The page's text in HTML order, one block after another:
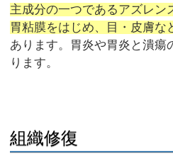
主成分の一つであるアズレン
胃粘膜をはじめ、目・皮膚な
あります。胃炎や胃炎と潰瘍
ります。
組織修復